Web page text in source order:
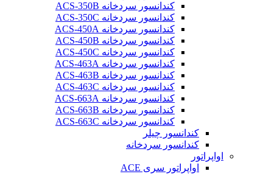
کندانسور سردخانه ACS-350B
کندانسور سردخانه ACS-350C
کندانسور سردخانه ACS-450A
کندانسور سردخانه ACS-450B
کندانسور سردخانه ACS-450C
کندانسور سردخانه ACS-463A
کندانسور سردخانه ACS-463B
کندانسور سردخانه ACS-463C
کندانسور سردخانه ACS-663A
کندانسور سردخانه ACS-663B
کندانسور سردخانه ACS-663C
کندانسور چیلر
کندانسور سردخانه
اواپراتور
اواپراتور سری ACE